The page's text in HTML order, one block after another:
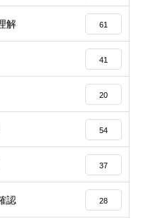
解 61
41
20
54
37
認 28